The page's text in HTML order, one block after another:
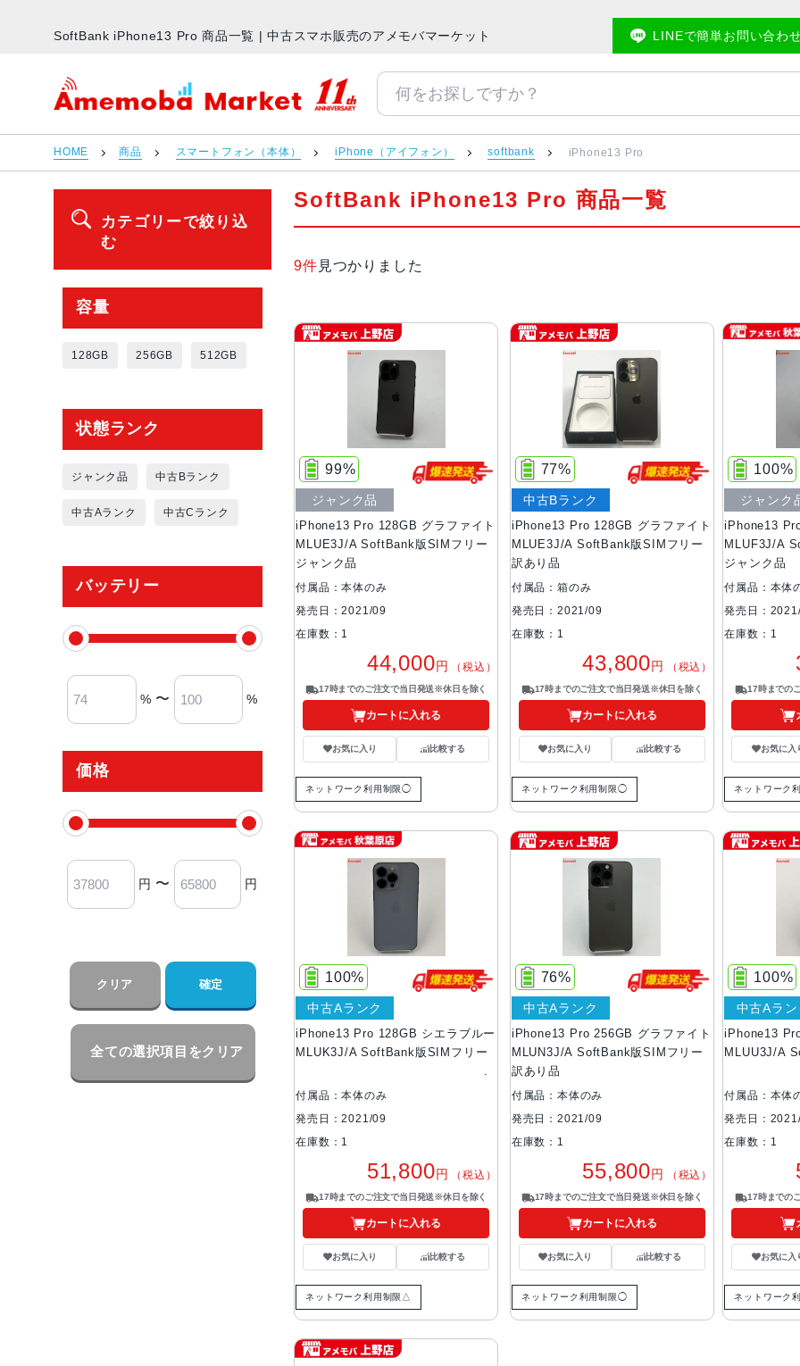
SoftBank iPhone13 Pro 商品一覧 | 中古スマホ販売のアメモバマーケット LINEで簡単お問い合わ
アメモバマーケット
HOME 商品 スマートフォン（本体） iPhone（アイフォン） softbank iPhone13 Pro
カテゴリーで絞り込
む
容量
128GB 256GB 512GB
状態ランク
ジャンク品 中古Bランク
中古Aランク 中古Cランク
バッテリー
% 〜 %
価格
円 〜 円
クリア 確定
全ての選択項目をクリア
SoftBank iPhone13 Pro 商品一覧
9件 見つかりました
iPhone13 Pro 128GB グラファイト
MLUE3J/A SoftBank版SIMフリー
ジャンク品
99%
ジャンク品
付属品：本体のみ
発売日：2021/09
在庫数：1
44,000円 （税込）
17時までのご注文で当日発送※休日を除く
カートに入れる
お気に入り 比較する
ネットワーク利用制限◯
iPhone13 Pro 128GB グラファイト
MLUE3J/A SoftBank版SIMフリー
訳あり品
77%
中古Bランク
付属品：箱のみ
発売日：2021/09
在庫数：1
43,800円 （税込）
17時までのご注文で当日発送※休日を除く
カートに入れる
お気に入り 比較する
ネットワーク利用制限◯
iPhone13
MLUF3J/A
ジャンク品
100%
ジャンク
付属品：本体
発売日：
在庫数：1
17時までの
お気に入
ネットワーク
iPhone13 Pro 128GB シエラブルー
MLUK3J/A SoftBank版SIMフリー
100%
中古Aランク
付属品：本体のみ
発売日：2021/09
在庫数：1
51,800円 （税込）
17時までのご注文で当日発送※休日を除く
カートに入れる
お気に入り 比較する
ネットワーク利用制限△
iPhone13 Pro 256GB グラファイト
MLUN3J/A SoftBank版SIMフリー
訳あり品
76%
中古Aランク
付属品：本体のみ
発売日：2021/09
在庫数：1
55,800円 （税込）
17時までのご注文で当日発送※休日を除く
カートに入れる
お気に入り 比較する
ネットワーク利用制限◯
iPhone13
MLUU3J/A
100%
中古Aラン
付属品：本体
発売日：
在庫数：1
17時までの
お気に入
ネットワーク